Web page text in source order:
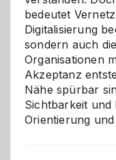
bedeutet
Digitalisierung
sondern auch
Organisationen
Akzeptanz
Nähe spürbar
Sichtbarkeit
Orientierung